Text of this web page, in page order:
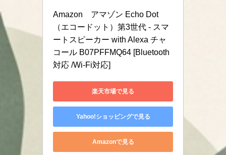
Amazon　アマゾン Echo Dot
（エコードット）第3世代 - スマ
ートスピーカー with Alexa チャ
コール B07PFFMQ64 [Bluetooth
対応 /Wi-Fi対応]
楽天市場で見る
Yahoo!ショッピングで見る
Amazonで見る